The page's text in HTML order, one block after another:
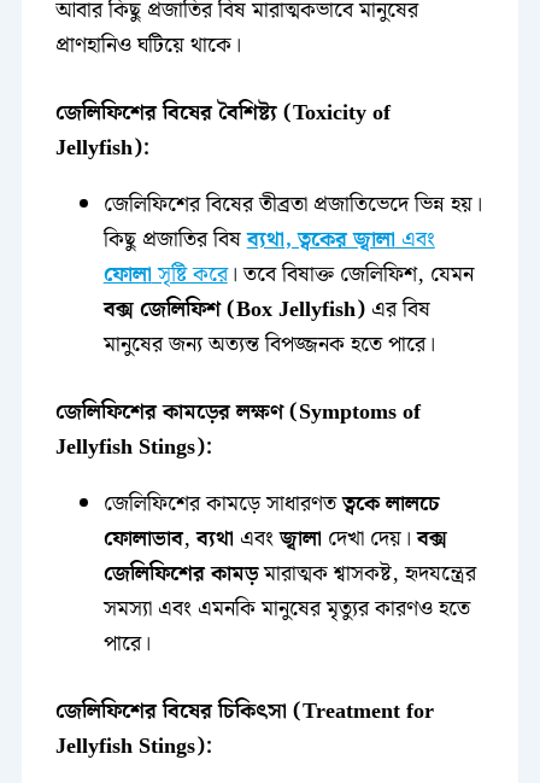
আবার কিছু প্রজাতির বিষ মারাত্মকভাবে মানুষের
প্রাণহানিও ঘটিয়ে থাকে।
জেলিফিশের বিষের বৈশিষ্ট্য (Toxicity of
Jellyfish):
জেলিফিশের বিষের তীব্রতা প্রজাতিভেদে ভিন্ন হয়।
কিছু প্রজাতির বিষব্যথা, ত্বকের জ্বালাএবং
ফোলাসৃষ্টি করে। তবে বিষাক্ত জেলিফিশ, যেমন
বক্স জেলিফিশ (Box Jellyfish)এর বিষ
মানুষের জন্য অত্যন্ত বিপজ্জনক হতে পারে।
জেলিফিশের কামড়ের লক্ষণ (Symptoms of
Jellyfish Stings):
জেলিফিশের কামড়ে সাধারণতত্বকে লালচে
ফোলাভাব,ব্যথা এবংজ্বালা দেখা দেয়।বক্স
জেলিফিশের কামড়মারাত্মক শ্বাসকষ্ট, হৃদযন্ত্রের
সমস্যা এবং এমনকি মানুষের মৃত্যুর কারণও হতে
পারে।
জেলিফিশের বিষের চিকিৎসা (Treatment for
Jellyfish Stings):